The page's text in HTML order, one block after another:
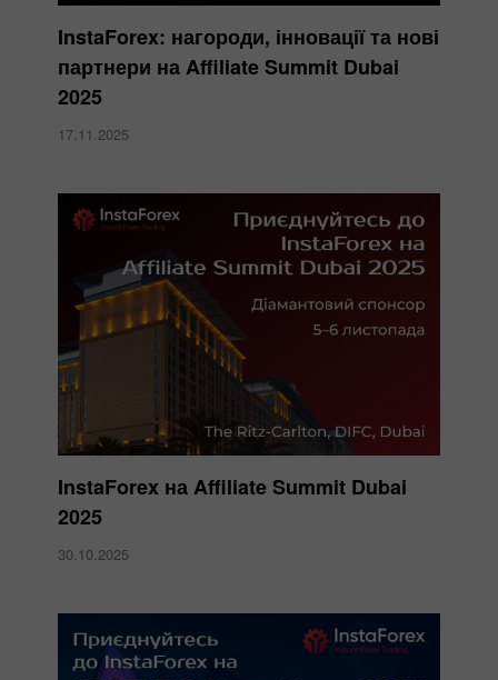
InstaForex: нагороди, інновації та нові
партнери на Affiliate Summit Dubai
2025
17.11.2025
InstaForex на Affiliate Summit Dubai
2025
30.10.2025